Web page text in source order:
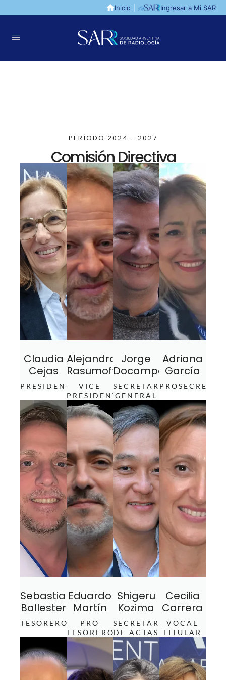
Inicio Ingresar a Mi SAR
PERÍODO 2024 - 2027
Comisión Directiva
Claudia
Cejas
PRESIDENTE
Alejandro
Rasumoff
VICE
PRESIDENTE
Jorge
Docampo
SECRETARIO
GENERAL
Adriana
García
Sebastian
Ballester
TESORERO
Eduardo
Martín
PRO
TESORERO
Shigeru
Kozima
SECRETARIO
DE ACTAS
Cecilia
Carrera
VOCAL
TITULAR